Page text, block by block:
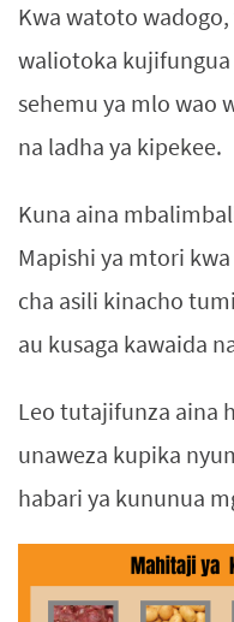
Kwa watoto
waliotoka
sehemu ya mlo wao
na ladha ya kipekee.
Kuna aina
Mapishi ya mtori
cha asili kinacho
au kusaga kawaida
Leo tutajifunza aina
unaweza kupika
habari ya kununua